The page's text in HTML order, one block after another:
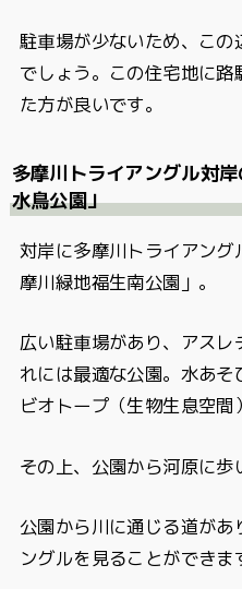
駐車場が少ないため、こ
でしょう。この住宅地に
た方が良いです。
多摩川トライアングル対
水鳥公園」
対岸に多摩川トライアン
摩川緑地福生南公園」。
広い駐車場があり、アス
れには最適な公園。水あそ
ビオトープ（生物生息空間
その上、公園から河原に歩
公園から川に通じる道が
ングルを見ることができま